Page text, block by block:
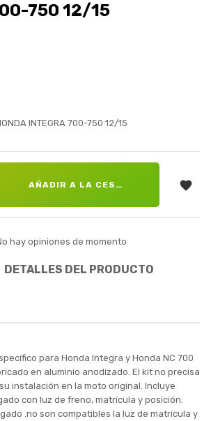
750 12/15
INTEGRA 700-750 12/15
AÑADIR A LA CESTA 
hay opiniones de momento
DETALLES DEL PRODUCTO
para Honda Integra y Honda NC 700
en aluminio anodizado. El kit no precisa
instalación en la moto original. Incluye
con luz de freno, matrícula y posición.
.no son compatibles la luz de matrícula y